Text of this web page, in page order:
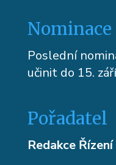
Nominace
Poslední
učinit do 15.
Pořadatel
Redakce